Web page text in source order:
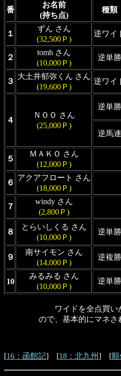
番
お名前
(持ち点)
種類
１
ずん さん
(32,500Ｐ)
逆ワイ
２
tomh さん
(10,000Ｐ)
逆単勝
３
大土井郁弥くん さん
(19,600Ｐ)
逆ワイ
４
ＮＯＯ さん
(25,000Ｐ)
逆単勝
逆馬連
５
ＭＡＫＯ さん
(12,000Ｐ)
６
アクアフロート さん
(18,000Ｐ)
７
windy さん
(2,800Ｐ)
８
とらいしくる さん
(10,000Ｐ)
逆単勝
９
南サイモン さん
(14,000Ｐ)
逆複勝
10
みるみる さん
(10,000Ｐ)
逆単勝
ワイドを全点買いか
ので、基本的にマネさ
[16：函館記] [18：北九州] [順